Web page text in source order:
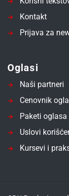
Kontakt
Prijava za
Oglasi
Naši partneri
Cenovnik
Paketi oglasa
Uslovi
Kursevi i